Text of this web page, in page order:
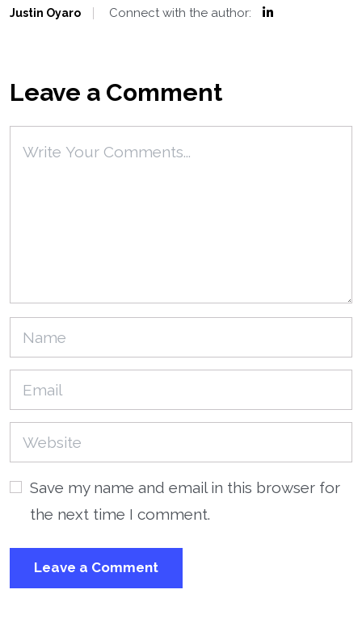
Justin Oyaro Connect with the author:
Leave a Comment
Save my name and email in this browser for
the next time I comment.